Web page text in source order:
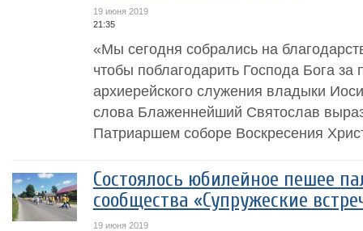
19 июня 2019
21:35
«Мы сегодня собрались на
чтобы поблагодарить Господа Бога за
архиерейского служения владыки
слова Блаженнейший Святослав
Патриаршем соборе Воскресения
Состоялось юбилейное пешее
сообщества «Супружеские
19 июня 2019